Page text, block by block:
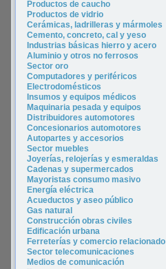
Productos de caucho
Productos de vidrio
Cerámicas, ladrilleras y mármoles
Cemento, concreto, cal y yeso
Industrias básicas hierro y acero
Aluminio y otros no ferrosos
Sector oro
Computadores y periféricos
Electrodomésticos
Insumos y equipos médicos
Maquinaria pesada y equipos
Distribuidores automotores
Concesionarios automotores
Autopartes y accesorios
Sector muebles
Joyerías, relojerías y esmeraldas
Cadenas y supermercados
Mayoristas consumo masivo
Energía eléctrica
Acueductos y aseo público
Gas natural
Construcción obras civiles
Edificación urbana
Ferreterías y comercio relacionado
Sector telecomunicaciones
Medios de comunicación